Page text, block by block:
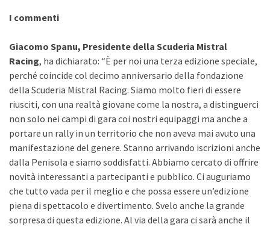
I commenti
Giacomo Spanu, Presidente della Scuderia Mistral
Racing, ha dichiarato: “È per noi una terza edizione speciale,
perché coincide col decimo anniversario della fondazione
della Scuderia Mistral Racing. Siamo molto fieri di essere
riusciti, con una realtà giovane come la nostra, a distinguerci
non solo nei campi di gara coi nostri equipaggi ma anche a
portare un rally in un territorio che non aveva mai avuto una
manifestazione del genere. Stanno arrivando iscrizioni anche
dalla Penisola e siamo soddisfatti. Abbiamo cercato di offrire
novità interessanti a partecipanti e pubblico. Ci auguriamo
che tutto vada per il meglio e che possa essere un’edizione
piena di spettacolo e divertimento. Svelo anche la grande
sorpresa di questa edizione. Al via della gara ci sarà anche il